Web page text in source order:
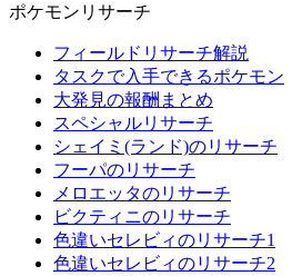
ポケモンリサーチ
フィールドリサーチ解説
タスクで入手できるポケモン
大発見の報酬まとめ
スペシャルリサーチ
シェイミ(ランド)のリサーチ
フーパのリサーチ
メロエッタのリサーチ
ビクティニのリサーチ
色違いセレビィのリサーチ1
色違いセレビィのリサーチ2